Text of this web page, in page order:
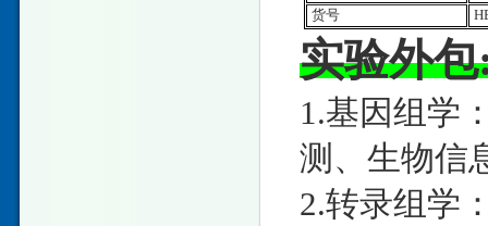
货号
实验外
1.基因组学
测、生物信
2.转录组学